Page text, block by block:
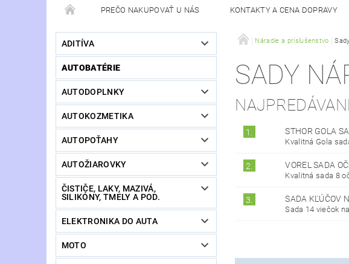
PREČO NAKUPOVAŤ U NÁS KONTAKTY A CENA DOPRAVY
ADITÍVA
AUTOBATÉRIE
AUTODOPLNKY
AUTOKOZMETIKA
AUTOPOŤAHY
AUTOŽIAROVKY
ČISTIČE, LAKY, MAZIVÁ,
SILIKÓNY, TMELY A POD.
ELEKTRONIKA DO AUTA
MOTO
Náradie a príslušenstvo
SADY
1. STHOR GOLA
Kvalitná Gola
2. VOREL SADA
Kvalitná sada 8
3. SADA KĽÚČOV
Sada 14 viečok